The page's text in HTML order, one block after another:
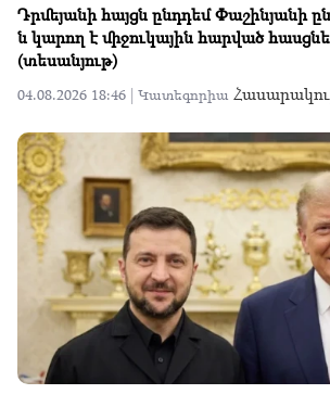
Դրմեյանի հայցն ընդդեմ Փաշինյանի
ն կարող է միջուկային հարված
(տեսանյութ)
04.08.2026 18:46 | Կատեգորիա